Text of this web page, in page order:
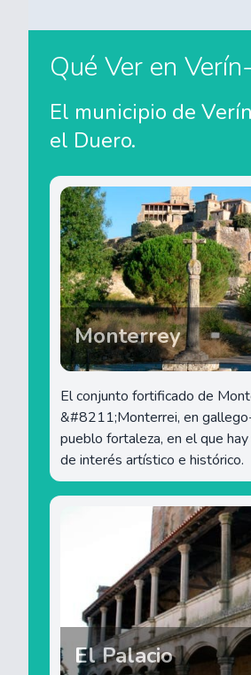
Qué Ver en
El municipio de
el Duero.
Monterrey
El conjunto fortificado de
&#8211;Monterrei, en
pueblo fortaleza, en el que
de interés artístico e histórico.
El Palacio